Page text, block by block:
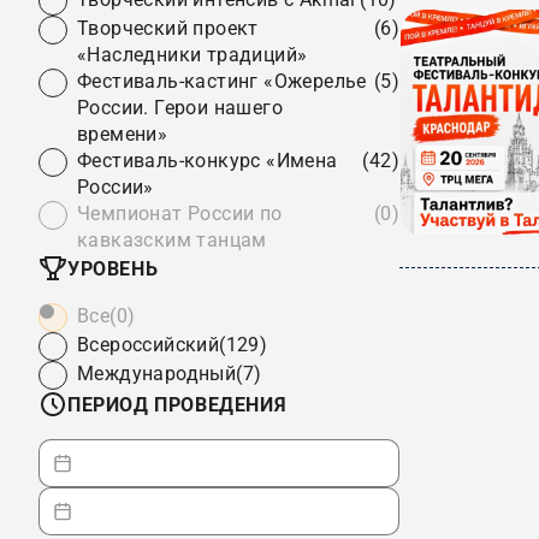
Творческий проект
«Наследники традиций»
(6)
Фестиваль-кастинг «Ожерелье
России. Герои нашего
времени»
(5)
Фестиваль-конкурс «Имена
России»
(42)
Чемпионат России по
кавказским танцам
(0)
УРОВЕНЬ
Все(0)
Всероссийский(129)
Международный(7)
ПЕРИОД ПРОВЕДЕНИЯ